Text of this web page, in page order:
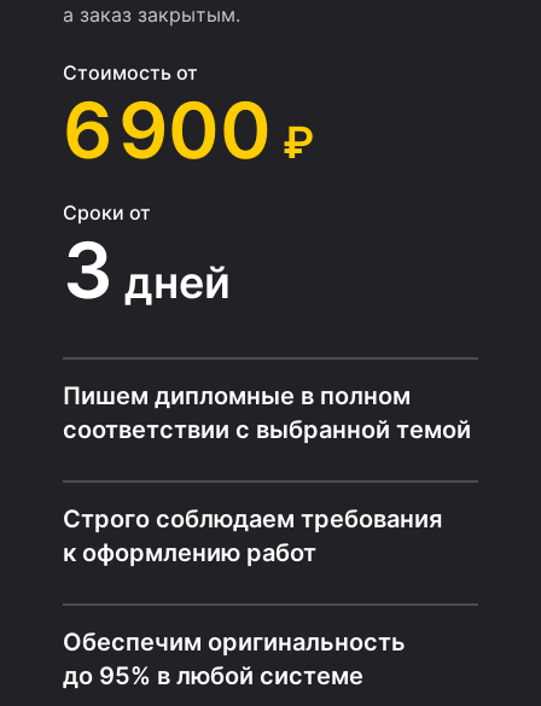
а заказ закрытым.
Стоимость от
6 900 ₽
Сроки от
3 дней
Пишем дипломные в полном
соответствии с выбранной темой
Строго соблюдаем требования
к оформлению работ
Обеспечим оригинальность
до 95% в любой системе